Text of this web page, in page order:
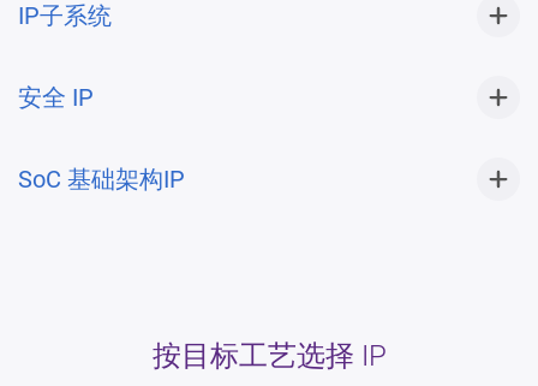
IP子系统
安全 IP
SoC 基础架构IP
按目标工艺选择 IP